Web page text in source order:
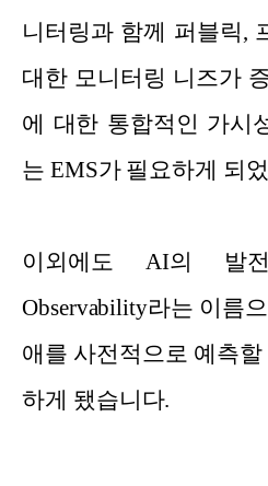
니터링과 함께 퍼블릭,
대한 모니터링 니즈가
에 대한 통합적인 가시
는 EMS가 필요하게 되
이외에도 AI의 발
Observability라는 이름
애를 사전적으로 예측
하게 됐습니다.